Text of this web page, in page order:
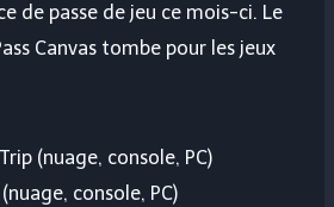
de passe de jeu ce mois-ci. Le
Canvas tombe pour les jeux
(nuage, console, PC)
console, PC)